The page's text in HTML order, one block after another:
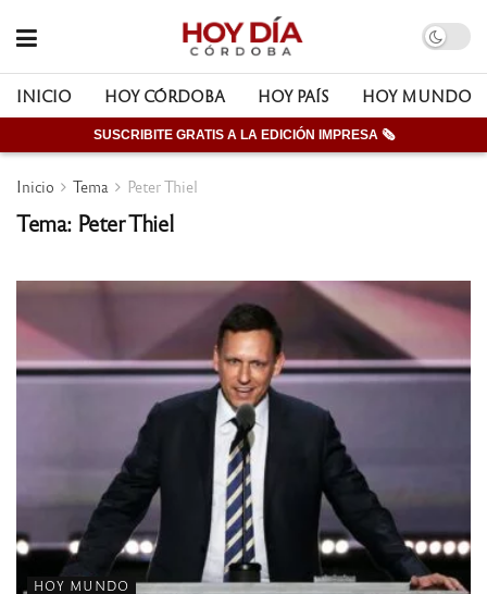
INICIO HOY CÓRDOBA HOY PAÍS HOY MUNDO
SUSCRIBITE GRATIS A LA EDICIÓN IMPRESA 🗞
Inicio Tema Peter Thiel
Tema: Peter Thiel
HOY MUNDO